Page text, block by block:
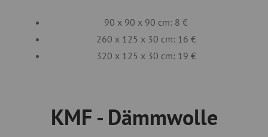
90 x 90 x 90 cm: 8 €
260 x 125 x 30 cm: 16 €
320 x 125 x 30 cm: 19 €
KMF - Dämmwolle